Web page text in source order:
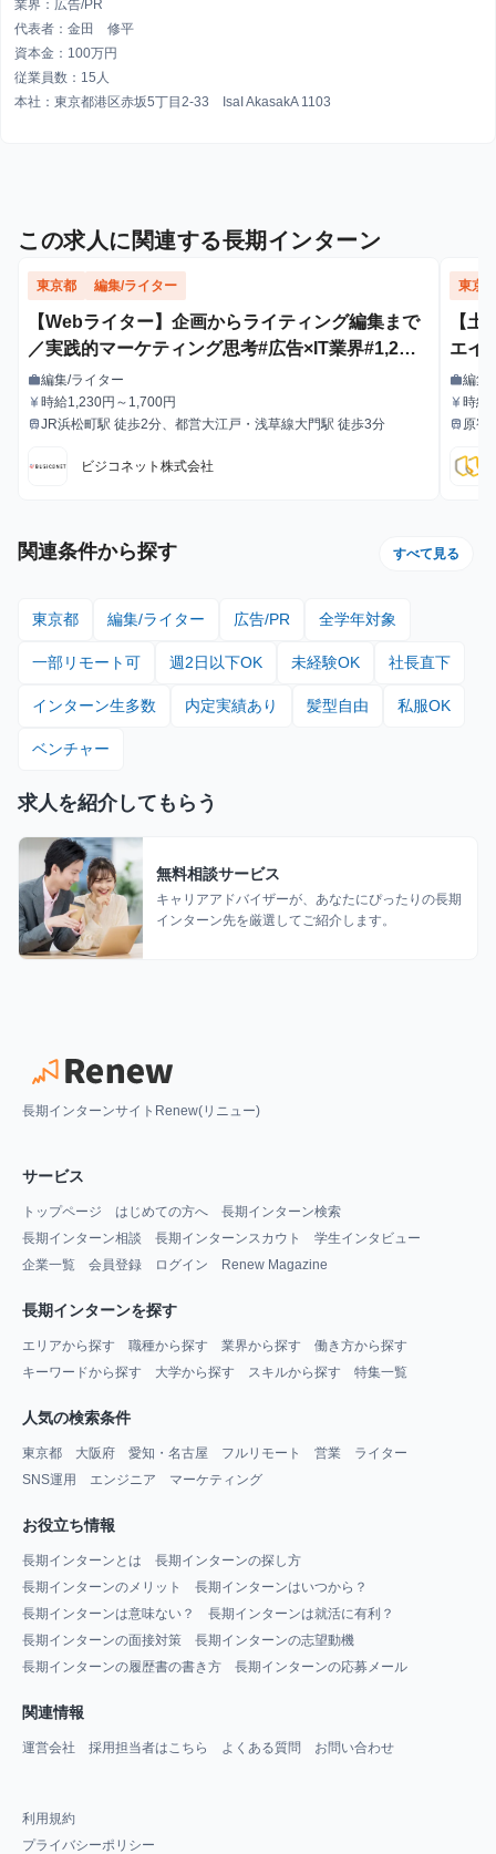
業界：広告/PR
代表者：金田 修平
資本金：100万円
従業員数：15人
本社：東京都港区赤坂5丁目2-33 IsaI AkasakA 1103
この求人に関連する長期インターン
東京都 編集/ライター
【Webライター】企画からライティング編集まで
／実践的マーケティング思考#広告×IT業界#1,2年
生積極採用
職種
work編集/ライター
給与
currency_yen時給1,230円～1,700円
最寄駅
trainJR浜松町駅 徒歩2分、都営大江戸・浅草線大門駅 徒歩3分
ビジコネット株式会社
東京
【
エイ
職種
work編集
給与
currency_yen時給
最寄駅
train 原宿
関連条件から探す すべて見る
東京都 編集/ライター 広告/PR 全学年対象
一部リモート可 週2日以下OK 未経験OK 社長直下
インターン生多数 内定実績あり 髪型自由 私服OK
ベンチャー
求人を紹介してもらう
無料相談サービス
キャリアアドバイザーが、あなたにぴったりの長期
インターン先を厳選してご紹介します。
長期インターンサイトRenew(リニュー)
サービス
トップページ はじめての方へ
長期インターン検索
長期インターン相談
長期インターンスカウト
学生インタビュー
企業一覧
会員登録 ログイン Renew Magazine
長期インターンを探す
エリアから探す 職種から探す 業界から探す
働き方から探す
キーワードから探す
大学から探す スキルから探す 特集一覧
人気の検索条件
東京都 大阪府 愛知・名古屋 フルリモート 営業
ライター
SNS運用
エンジニア マーケティング
お役立ち情報
長期インターンとは
長期インターンの探し方
長期インターンのメリット
長期インターンはいつから？
長期インターンは意味ない？
長期インターンは就活に有利？
長期インターンの面接対策
長期インターンの志望動機
長期インターンの履歴書の書き方
長期インターンの応募メール
関連情報
運営会社 採用担当者はこちら よくある質問 お問い合わせ
利用規約
プライバシーポリシー